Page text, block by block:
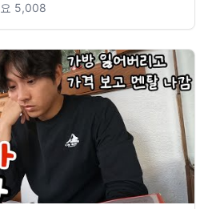
product/UE3CR03B 📩
5,008